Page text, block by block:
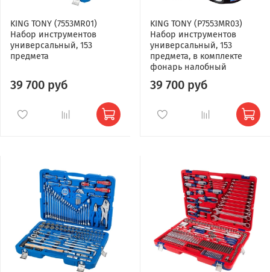
KING TONY (7553MR01)
Набор инструментов
универсальный, 153
предмета
39 700 руб
KING TONY (P7553MR03)
Набор инструментов
универсальный, 153
предмета, в комплекте
фонарь налобный
39 700 руб